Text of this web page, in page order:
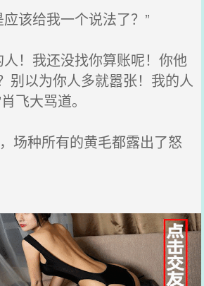
该给我一个说法了？”
！我还没找你算账呢！你他
别以为你人多就嚣张！我的人
飞大骂道。
场种所有的黄毛都露出了怒